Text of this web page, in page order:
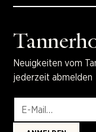
Neuigkeiten vom
jederzeit abmelden